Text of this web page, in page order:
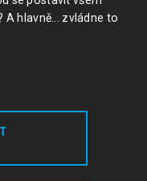
A hlavně... zvládne to